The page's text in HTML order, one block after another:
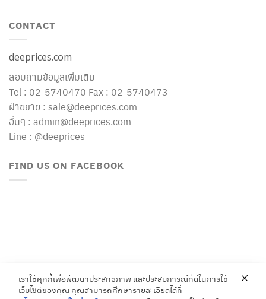
CONTACT
deeprices.com
สอบถามข้อมูลเพิ่มเติม
Tel : 02-5740470 Fax : 02-5740473
ฝ่ายขาย : sale@deeprices.com
อื่นๆ : admin@deeprices.com
Line : @deeprices
FIND US ON FACEBOOK
เราใช้คุกกี้เพื่อพัฒนาประสิทธิภาพ และประสบการณ์ที่ดีในการใช้
เว็บไซต์ของคุณ คุณสามารถศึกษารายละเอียดได้ที่